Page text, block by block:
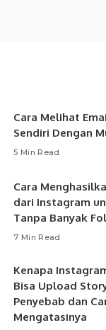
Cara Melihat
Sendiri Dengan
5 Min Read
Cara
dari Instagram
Tanpa Banyak
7 Min Read
Kenapa
Bisa Upload
Penyebab dan
Mengatasinya